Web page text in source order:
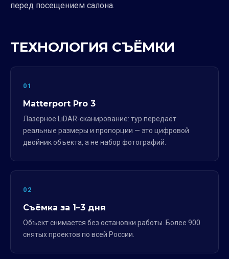
перед посещением салона.
ТЕХНОЛОГИЯ СЪЁМКИ
01
Matterport Pro 3
Лазерное LiDAR-сканирование: тур передаёт
реальные размеры и пропорции — это цифровой
двойник объекта, а не набор фотографий.
02
Съёмка за 1–3 дня
Объект снимается без остановки работы. Более 900
снятых проектов по всей России.